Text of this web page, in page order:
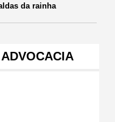
da rainha